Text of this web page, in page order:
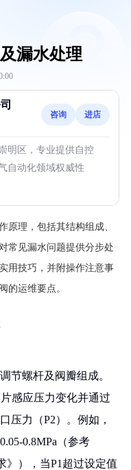
漏水处理
咨询 进店
明区，专业提供自控
自动化领域权威性
原理，包括其结构组成、
常见漏水问题提供分步处
用技巧，并附操作注意事
的运维要点。
节螺杆及阀瓣组成。
感应压力变化并通过
压力（P2）。例如，
0.8MPa（参考
》），当P1超过设定值